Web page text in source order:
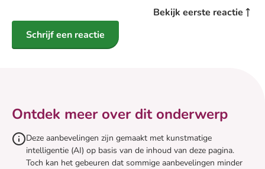
Bekijk eerste reactie
Schrijf een reactie
Ontdek meer over dit onderwerp
Deze aanbevelingen zijn gemaakt met kunstmatige
intelligentie (AI) op basis van de inhoud van deze pagina.
Toch kan het gebeuren dat sommige aanbevelingen minder